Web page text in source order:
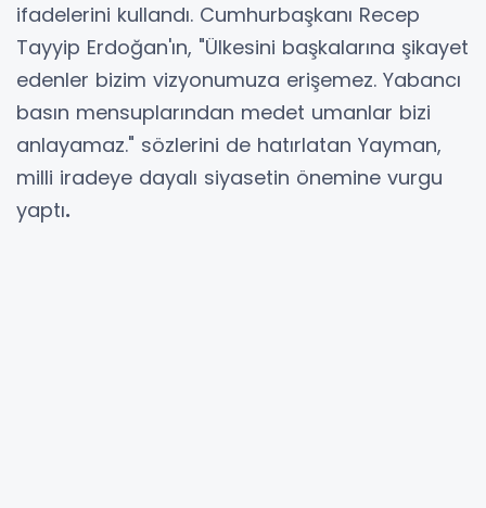
ifadelerini kullandı. Cumhurbaşkanı Recep
Tayyip Erdoğan'ın, "Ülkesini başkalarına şikayet
edenler bizim vizyonumuza erişemez. Yabancı
basın mensuplarından medet umanlar bizi
anlayamaz." sözlerini de hatırlatan Yayman,
milli iradeye dayalı siyasetin önemine vurgu
yaptı.